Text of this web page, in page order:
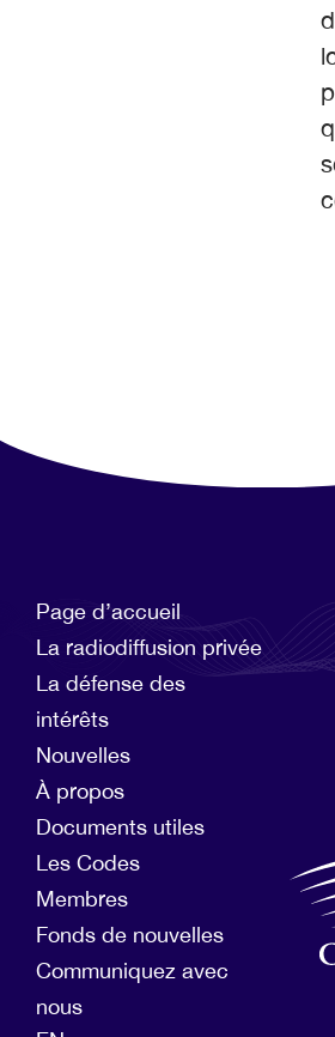
Page d’accueil
La radiodiffusion privée
La défense des
intérêts
Nouvelles
À propos
Documents utiles
Les Codes
Membres
Fonds de nouvelles
Communiquez avec
nous